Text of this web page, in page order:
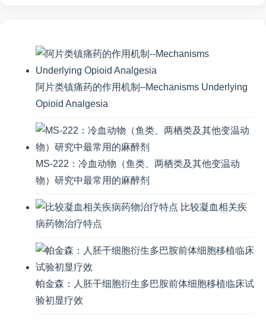
阿片类镇痛药的作用机制–Mechanisms Underlying
Opioid Analgesia
MS-222：冷血动物（鱼类、两栖类及其他变温动
物）研究中最常用的麻醉剂
比较凝血相关疾
病药物治疗特点
帕金森：人胚干细胞衍生多巴胺前体细胞移植临床试
验初显疗效